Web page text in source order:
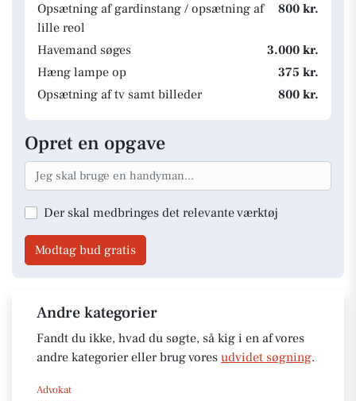
Opsætning af gardinstang / opsætning af
lille reol
800 kr.
Havemand søges
3.000 kr.
Hæng lampe op
375 kr.
Opsætning af tv samt billeder
800 kr.
Opret en opgave
Der skal medbringes det relevante værktøj
Modtag bud gratis
Andre kategorier
Fandt du ikke, hvad du søgte, så kig i en af vores
andre kategorier eller brug vores udvidet søgning.
Advokat